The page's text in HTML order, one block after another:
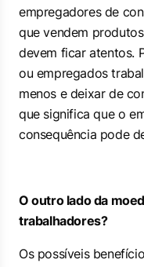
empregadores de
que vendem
devem ficar atentos.
ou empregados
menos e deixar de
que significa que o
consequência pode
O outro lado da
trabalhadores?
Os possíveis